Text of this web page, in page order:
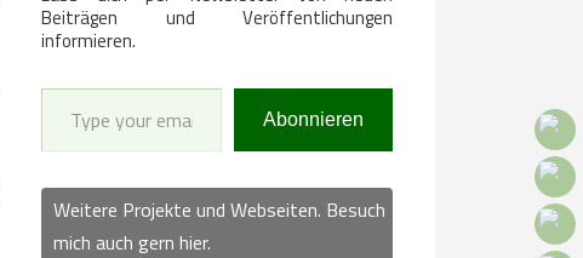
Beiträgen und Veröffentlichungen
informieren.
Type your email…
Abonnieren
Weitere Projekte und Webseiten. Besuch
mich auch gern hier.